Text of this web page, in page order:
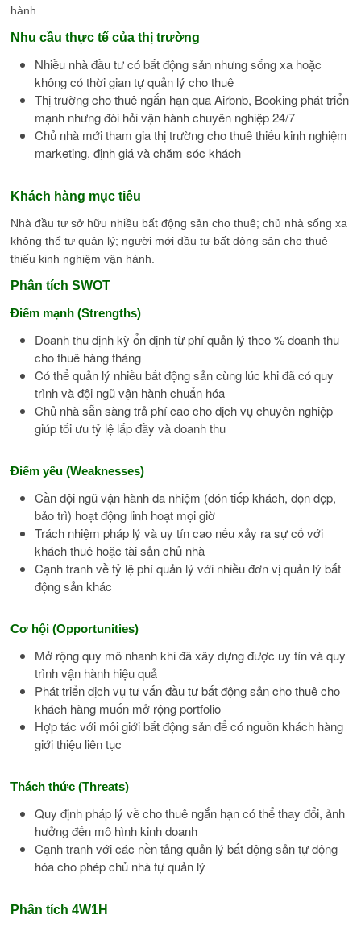
hành.
Nhu cầu thực tế của thị trường
Nhiều nhà đầu tư có bất động sản nhưng sống xa hoặc
không có thời gian tự quản lý cho thuê
Thị trường cho thuê ngắn hạn qua Airbnb, Booking phát triển
mạnh nhưng đòi hỏi vận hành chuyên nghiệp 24/7
Chủ nhà mới tham gia thị trường cho thuê thiếu kinh nghiệm
marketing, định giá và chăm sóc khách
Khách hàng mục tiêu
Nhà đầu tư sở hữu nhiều bất động sản cho thuê; chủ nhà sống xa
không thể tự quản lý; người mới đầu tư bất động sản cho thuê
thiếu kinh nghiệm vận hành.
Phân tích SWOT
Điểm mạnh (Strengths)
Doanh thu định kỳ ổn định từ phí quản lý theo % doanh thu
cho thuê hàng tháng
Có thể quản lý nhiều bất động sản cùng lúc khi đã có quy
trình và đội ngũ vận hành chuẩn hóa
Chủ nhà sẵn sàng trả phí cao cho dịch vụ chuyên nghiệp
giúp tối ưu tỷ lệ lấp đầy và doanh thu
Điểm yếu (Weaknesses)
Cần đội ngũ vận hành đa nhiệm (đón tiếp khách, dọn dẹp,
bảo trì) hoạt động linh hoạt mọi giờ
Trách nhiệm pháp lý và uy tín cao nếu xảy ra sự cố với
khách thuê hoặc tài sản chủ nhà
Cạnh tranh về tỷ lệ phí quản lý với nhiều đơn vị quản lý bất
động sản khác
Cơ hội (Opportunities)
Mở rộng quy mô nhanh khi đã xây dựng được uy tín và quy
trình vận hành hiệu quả
Phát triển dịch vụ tư vấn đầu tư bất động sản cho thuê cho
khách hàng muốn mở rộng portfolio
Hợp tác với môi giới bất động sản để có nguồn khách hàng
giới thiệu liên tục
Thách thức (Threats)
Quy định pháp lý về cho thuê ngắn hạn có thể thay đổi, ảnh
hưởng đến mô hình kinh doanh
Cạnh tranh với các nền tảng quản lý bất động sản tự động
hóa cho phép chủ nhà tự quản lý
Phân tích 4W1H